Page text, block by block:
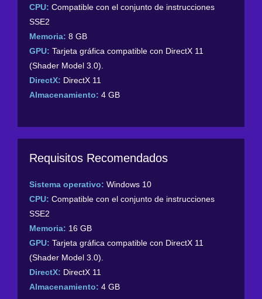
CPU: Compatible con el conjunto de instrucciones
SSE2
Memoria: 8 GB
GPU: Tarjeta gráfica compatible con DirectX 11
(Shader Model 3.0).
DirectX: DirectX 11
Almacenamiento: 4 GB
Requisitos Recomendados
Sistema operativo: Windows 10
CPU: Compatible con el conjunto de instrucciones
SSE2
Memoria: 16 GB
GPU: Tarjeta gráfica compatible con DirectX 11
(Shader Model 3.0).
DirectX: DirectX 11
Almacenamiento: 4 GB